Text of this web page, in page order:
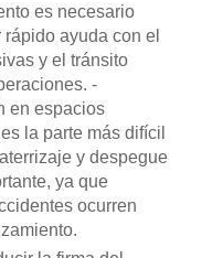
es necesario
ayuda con el
y el tránsito
-
en espacios
la parte más difícil
y despegue
ya que
ocurren